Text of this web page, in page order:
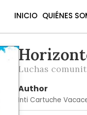
INICIO QUIÉNES
Luchas
Author
Inti Cartuche